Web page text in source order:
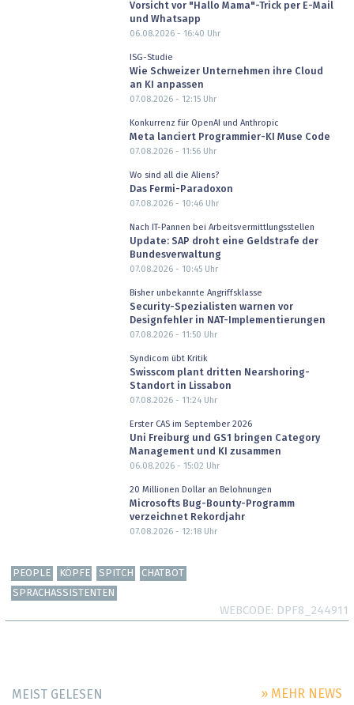
Vorsicht vor "Hallo Mama"-Trick per E-Mail
und Whatsapp
06.08.2026 - 16:40 Uhr
ISG-Studie
Wie Schweizer Unternehmen ihre Cloud
an KI anpassen
07.08.2026 - 12:15Uhr
Konkurrenz für OpenAI und Anthropic
Meta lanciert Programmier-KI Muse Code
07.08.2026 - 11:56Uhr
Wo sind all die Aliens?
Das Fermi-Paradoxon
07.08.2026 - 10:46Uhr
Nach IT-Pannen bei Arbeitsvermittlungsstellen
Update: SAP droht eine Geldstrafe der
Bundesverwaltung
07.08.2026 - 10:45Uhr
Bisher unbekannte Angriffsklasse
Security-Spezialisten warnen vor
Designfehler in NAT-Implementierungen
07.08.2026 - 11:50 Uhr
Syndicom übt Kritik
Swisscom plant dritten Nearshoring-
Standort in Lissabon
07.08.2026 - 11:24Uhr
Erster CAS im September 2026
Uni Freiburg und GS1 bringen Category
Management und KI zusammen
06.08.2026 - 15:02 Uhr
20 Millionen Dollar an Belohnungen
Microsofts Bug-Bounty-Programm
verzeichnet Rekordjahr
07.08.2026 - 12:18Uhr
PEOPLE KÖPFE SPITCH
CHATBOT
SPRACHASSISTENTEN
WEBCODE DPF8_244911
MEIST GELESEN » MEHR NEWS